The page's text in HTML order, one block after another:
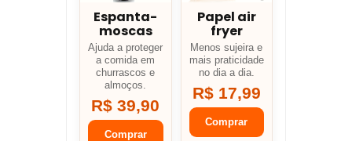
Espanta-
moscas
Ajuda a proteger
a comida em
churrascos e
almoços.
R$ 39,90
Comprar
Papel air
fryer
Menos sujeira e
mais praticidade
no dia a dia.
R$ 17,99
Comprar